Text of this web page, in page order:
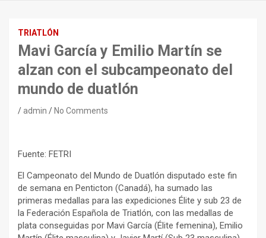
TRIATLÓN
Mavi García y Emilio Martín se
alzan con el subcampeonato del
mundo de duatlón
admin No Comments
Fuente: FETRI
El Campeonato del Mundo de Duatlón disputado este fin
de semana en Penticton (Canadá), ha sumado las
primeras medallas para las expediciones Élite y sub 23 de
la Federación Española de Triatlón, con las medallas de
plata conseguidas por Mavi García (Élite femenina), Emilio